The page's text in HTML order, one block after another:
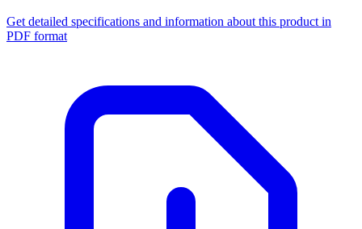
Get detailed specifications and information about this product in
PDF format